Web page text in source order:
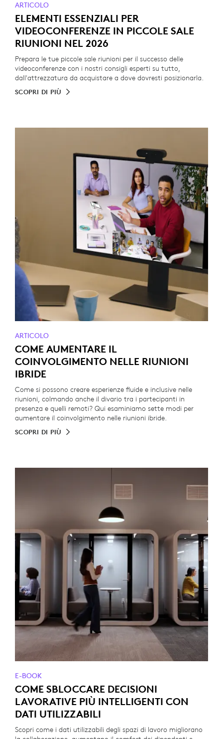
ARTICOLO
ELEMENTI ESSENZIALI PER
VIDEOCONFERENZE IN PICCOLE SALE
RIUNIONI NEL 2026
Prepara le tue piccole sale riunioni per il successo delle
videoconferenze con i nostri consigli esperti su tutto,
dall'attrezzatura da acquistare a dove dovresti posizionarla.
SCOPRI DI PIÙ
ARTICOLO
COME AUMENTARE IL
COINVOLGIMENTO NELLE RIUNIONI
IBRIDE
Come si possono creare esperienze fluide e inclusive nelle
riunioni, colmando anche il divario tra i partecipanti in
presenza e quelli remoti? Qui esaminiamo sette modi per
aumentare il coinvolgimento nelle riunioni ibride.
SCOPRI DI PIÙ
E-BOOK
COME SBLOCCARE DECISIONI
LAVORATIVE PIÙ INTELLIGENTI CON
DATI UTILIZZABILI
Scopri come i dati utilizzabili degli spazi di lavoro migliorano